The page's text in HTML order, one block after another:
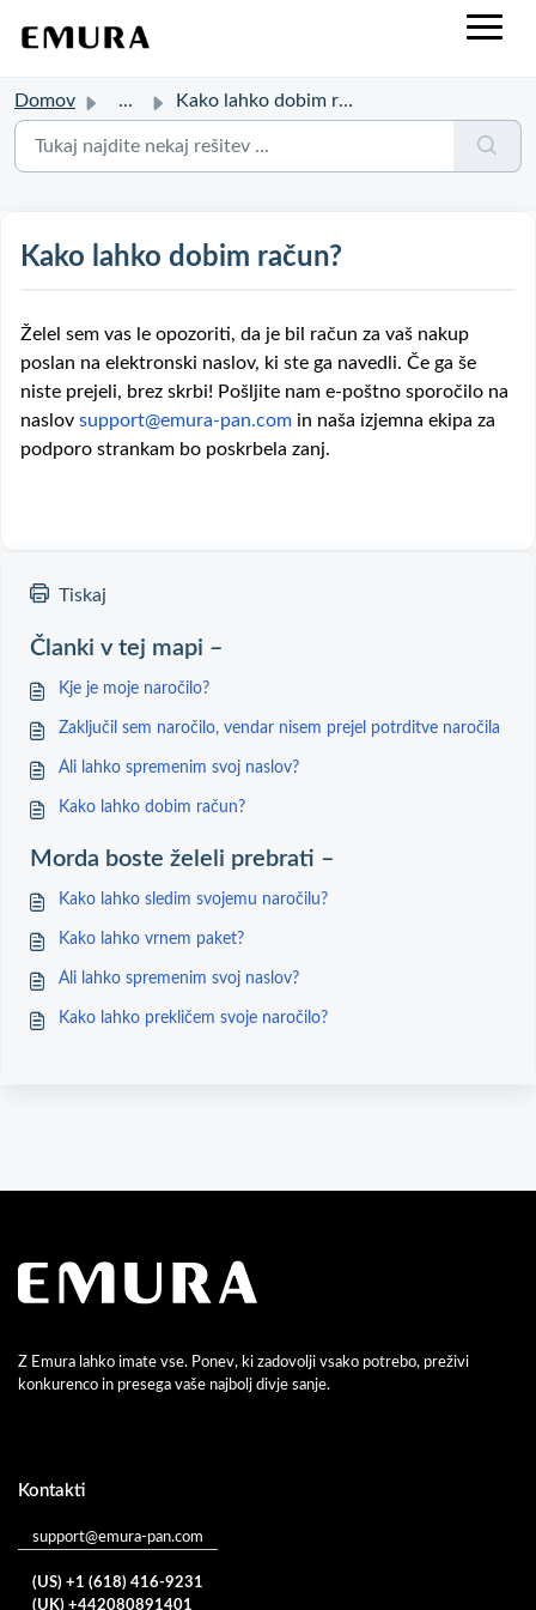
Domov ... Kako lahko dobim račun?
Kako lahko dobim račun?
Želel sem vas le opozoriti, da je bil račun za vaš nakup
poslan na elektronski naslov, ki ste ga navedli. Če ga še
niste prejeli, brez skrbi! Pošljite nam e-poštno sporočilo na
naslov support@emura-pan.com in naša izjemna ekipa za
podporo strankam bo poskrbela zanj.
Tiskaj
Članki v tej mapi –
Kje je moje naročilo?
Zaključil sem naročilo, vendar nisem prejel potrditve naročila
Ali lahko spremenim svoj naslov?
Kako lahko dobim račun?
Morda boste želeli prebrati –
Kako lahko sledim svojemu naročilu?
Kako lahko vrnem paket?
Ali lahko spremenim svoj naslov?
Kako lahko prekličem svoje naročilo?
Z Emura lahko imate vse. Ponev, ki zadovolji vsako potrebo, preživi
konkurenco in presega vaše najbolj divje sanje.
Kontakti
support@emura-pan.com
(US) +1 (618) 416-9231
(UK) +442080891401